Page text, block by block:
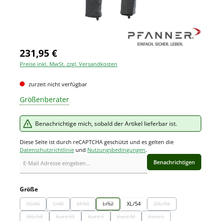
231,95 €
Preise inkl. MwSt. zzgl. Versandkosten
zurzeit nicht verfügbar
Größenberater
Benachrichtige mich, sobald der Artikel lieferbar ist.
Diese Seite ist durch reCAPTCHA geschützt und es gelten die
Datenschutzrichtlinie und Nutzungsbedingungen.
Benachrichtigen
Größeauswählen
XS/46
(Diese Option ist zurzeit nicht verfügbar.)
S/48
(Diese Option ist zurzeit nicht verfügbar.)
M/50
(Diese Option ist zurzeit nicht verfügbar.)
L/52
(Diese Option ist zurzeit nicht verfügbar.)
XL/54 2XL/56
(Diese Option ist zurzeit
3XL/58 Kurz XS Kurz S Kurz M Kurz L